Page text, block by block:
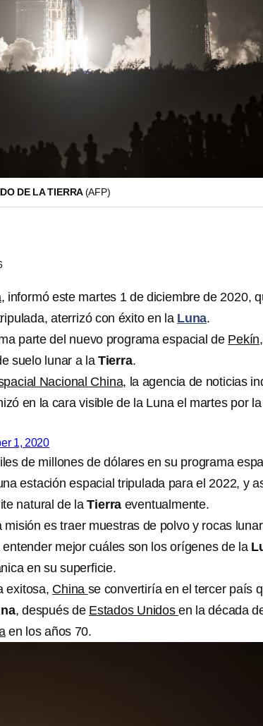
DE LA TIERRA(AFP)
, informó este martes 1 de diciembre de 2020,
aterrizó con éxito en la Luna.
parte del nuevo programa espacial de Pekín,
suelo lunar a la Tierra.
Nacional China, la agencia de noticias
en la cara visible de la Luna el martes por la
1, 2020
de millones de dólares en su programa
estación espacial tripulada para el 2022, y
natural de laTierra eventualmente.
es traer muestras de polvo y rocas
mejor cuáles son los orígenes de la
en su superficie.
exitosa, China se convertiría en el tercer país
, después de Estados Unidosen la década
en los años 70.